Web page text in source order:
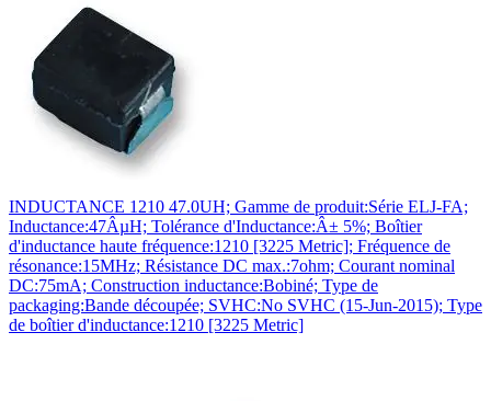
INDUCTANCE 1210 47.0UH; Gamme de produit:Série ELJ-FA;
Inductance:47ÂµH; Tolérance d'Inductance:Â± 5%; Boîtier
d'inductance haute fréquence:1210 [3225 Metric]; Fréquence de
résonance:15MHz; Résistance DC max.:7ohm; Courant nominal
DC:75mA; Construction inductance:Bobiné; Type de
packaging:Bande découpée; SVHC:No SVHC (15-Jun-2015); Type
de boîtier d'inductance:1210 [3225 Metric]